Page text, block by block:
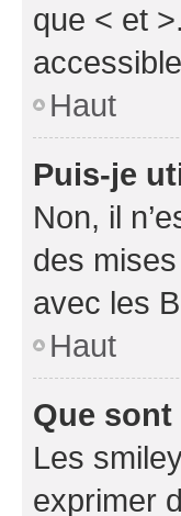
que < et
Haut
Puis-je
Non, il
des
avec les
Haut
Que
Les
exprimer